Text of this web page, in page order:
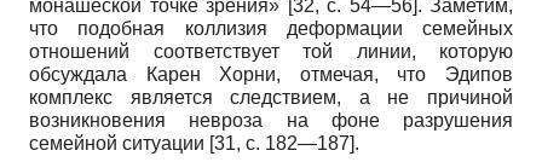
монашеской точке зрения» [32, с. 54—56]. Заметим,
что подобная коллизия деформации семейных
отношений соответствует той линии, которую
обсуждала Карен Хорни, отмечая, что Эдипов
комплекс является следствием, а не причиной
возникновения невроза на фоне разрушения
семейной ситуации [31, с. 182—187].